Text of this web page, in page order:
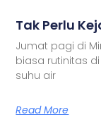
Tak Perlu
Jumat pagi di
biasa rutinitas
suhu air
Read More